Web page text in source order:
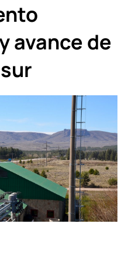
avance de